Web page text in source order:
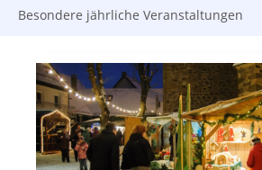
Besondere jährliche Veranstaltungen